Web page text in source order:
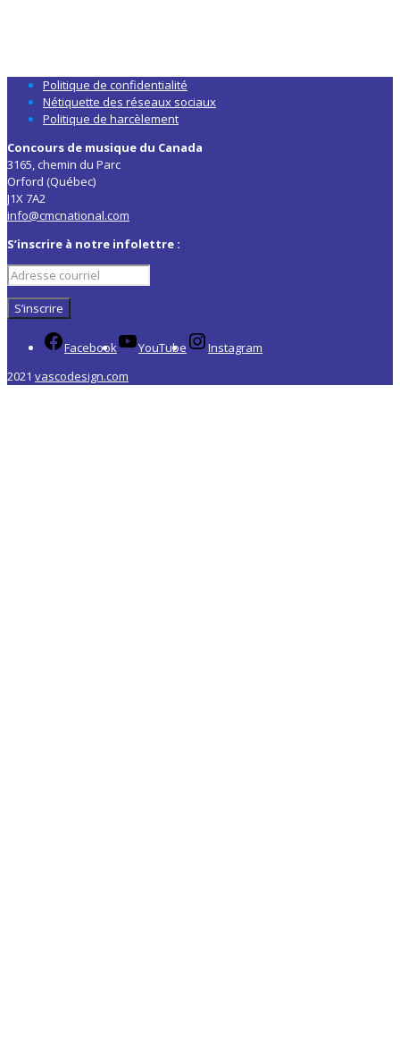
Politique de confidentialité
Nétiquette des réseaux sociaux
Politique de harcèlement
Concours de musique du Canada
3165, chemin du Parc
Orford (Québec)
J1X 7A2
info@cmcnational.com
S’inscrire à notre infolettre :
Facebook YouTube
Instagram
2021 vascodesign.com